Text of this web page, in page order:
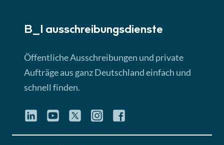
Lektion 3
► 4:31 Min
Quiz
B_I ausschreibungs­dienste
Öffentliche Ausschreibungen und private
Aufträge aus ganz Deutschland einfach und
schnell finden.